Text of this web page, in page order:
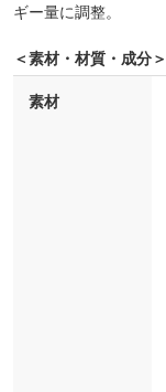
ギー量に調整。
＜素材・材質・成分＞
素材